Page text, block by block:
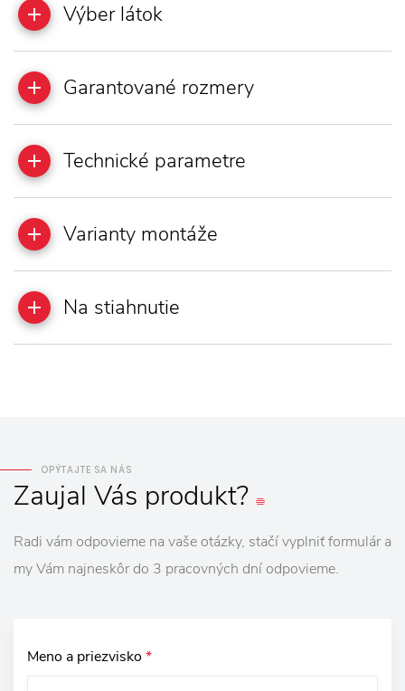
Výber látok
Garantované rozmery
Technické parametre
Varianty montáže
Na stiahnutie
OPÝTAJTE SA NÁS
Zaujal Vás produkt?
Radi vám odpovieme na vaše otázky, stačí vyplniť formulár a
my Vám najneskôr do 3 pracovných dní odpovieme.
Meno a priezvisko *